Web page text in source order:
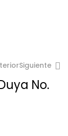
Siguiente
No.